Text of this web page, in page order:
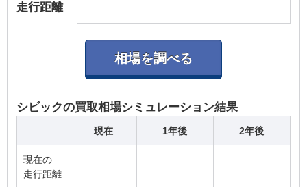
走行距離
シビックの買取相場シミュレーション結果
現在 1年後 2年後
現在の
走行距離